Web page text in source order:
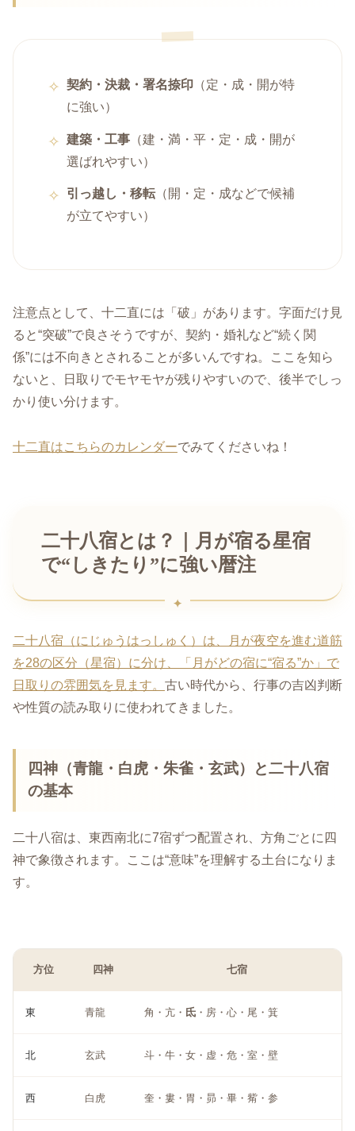
契約・決裁・署名捺印 （定・成・開が特
に強い）
建築・工事 （建・満・平・定・成・開が
選ばれやすい）
引っ越し・移転（開・定・成などで候補
が立てやすい）
注意点として、十二直には「破」があります。字面だけ見
ると“突破”で良さそうですが、契約・婚礼など“続く関
係”には不向きとされることが多いんですね。ここを知ら
ないと、日取りでモヤモヤが残りやすいので、後半でしっ
かり使い分けます。
十二直はこちらのカレンダーでみてくださいね！
二十八宿とは？｜月が宿る星宿
で“しきたり”に強い暦注
二十八宿（にじゅうはっしゅく）は、月が夜空を進む道筋
を28の区分（星宿）に分け、「月がどの宿に“宿る”か」で
日取りの雰囲気を見ます。 古い時代から、行事の吉凶判断
や性質の読み取りに使われてきました。
四神（青龍・白虎・朱雀・玄武）と二十八宿
の基本
二十八宿は、東西南北に7宿ずつ配置され、方角ごとに四
神で象徴されます。ここは“意味”を理解する土台になりま
す。
方位 四神 七宿
東 青龍 角・亢・ 氐 ・房・心・尾・箕
北 玄武 斗・牛・女・虚・危・室・壁
西 白虎 奎・婁・胃・昴・畢・觜・参